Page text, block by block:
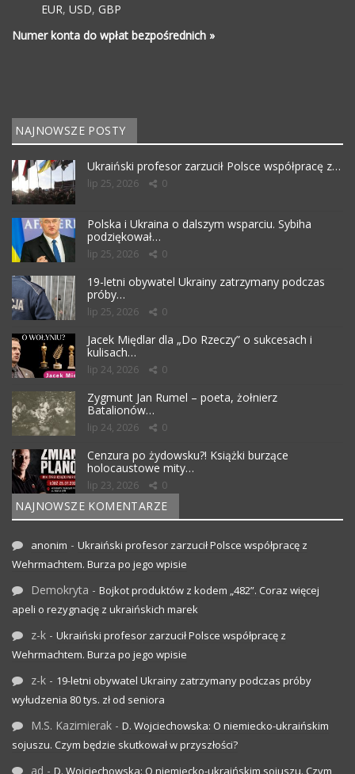
EUR, USD, GBP
Numer konta do wpłat bezpośrednich »
NAJNOWSZE POSTY
Ukraiński profesor zarzucił Polsce współpracę z…
lip 25, 2026 0
Polska i Ukraina o dalszym wsparciu. Sybiha
podziękował…
lip 25, 2026 0
19-letni obywatel Ukrainy zatrzymany podczas
próby…
lip 25, 2026 0
Jacek Międlar dla „Do Rzeczy” o sukcesach i
kulisach…
lip 24, 2026 0
Zygmunt Jan Rumel – poeta, żołnierz
Batalionów…
lip 24, 2026 0
Cenzura po żydowsku?! Książki burzące
holocaustowe mity…
lip 23, 2026 0
NAJNOWSZE KOMENTARZE
anonim - Ukraiński profesor zarzucił Polsce współpracę z
Wehrmachtem. Burza po jego wpisie
Demokryta - Bojkot produktów z kodem „482”. Coraz więcej
apeli o rezygnację z ukraińskich marek
z-k - Ukraiński profesor zarzucił Polsce współpracę z
Wehrmachtem. Burza po jego wpisie
z-k - 19-letni obywatel Ukrainy zatrzymany podczas próby
wyłudzenia 80 tys. zł od seniora
M.S. Kazimierak - D. Wojciechowska: O niemiecko-ukraińskim
sojuszu. Czym będzie skutkował w przyszłości?
ad - D. Wojciechowska: O niemiecko-ukraińskim sojuszu. Czym